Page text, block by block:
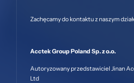
Zachęcamy do kontaktu z naszym
Acctek Group Poland Sp. z o.o.
Autoryzowany przedstawiciel Jinan
Ltd